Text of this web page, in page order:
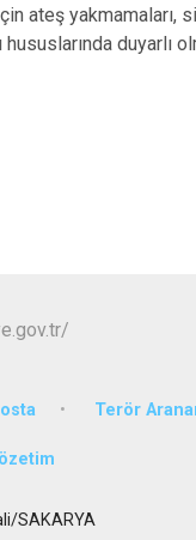
ateş yakmamaları,
duyarlı
Terör
SAKARYA